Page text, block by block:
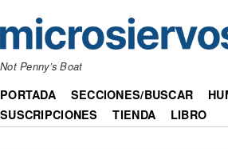
Not Penny’s Boat
PORTADA SECCIONES/BUSCAR
SUSCRIPCIONES
TIENDA LIBRO